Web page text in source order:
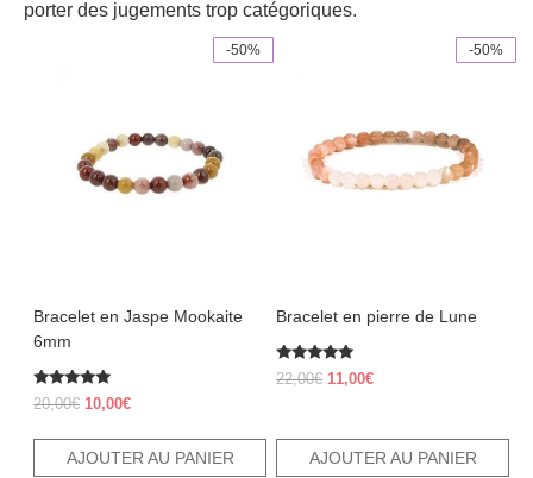
porter des jugements trop catégoriques.
-50%
Bracelet en Jaspe Mookaite
6mm
Note
5.00
20,00€ Le
10,00€Le
AJOUTER AU PANIER
-50%
Bracelet en pierre de Lune
Note
5.00
22,00€ Le
était :
22,00€.
11,00€Le
est :
11,00€.
AJOUTER AU PANIER